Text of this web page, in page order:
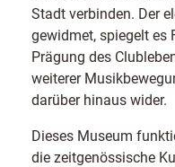
Stadt verbinden. Der
gewidmet, spiegelt es
Prägung des
weiterer
darüber hinaus wider.
Dieses Museum
die zeitgenössische